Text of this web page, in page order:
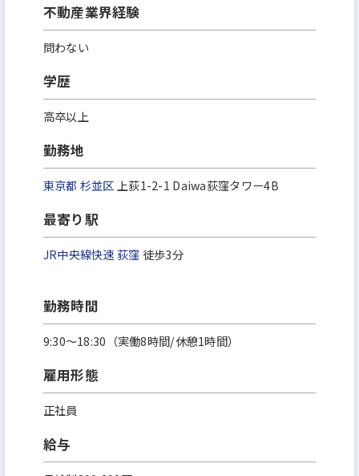
不動産業界経験
問わない
学歴
高卒以上
勤務地
東京都 杉並区 上荻1-2-1 Daiwa荻窪タワー4B
最寄り駅
JR中央線快速荻窪 徒歩3分
勤務時間
9:30～18:30（実働8時間/休憩1時間）
雇用形態
正社員
給与